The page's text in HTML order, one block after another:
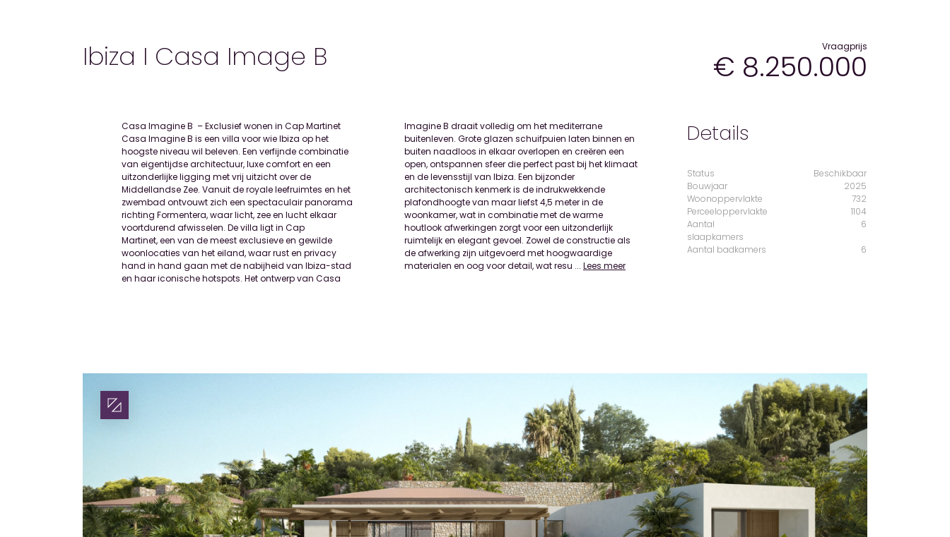
Ibiza I Casa Image B Vraagprijs
€ 8.250.000
Casa Imagine B – Exclusief wonen in Cap Martinet
Casa Imagine B is een villa voor wie Ibiza op het
hoogste niveau wil beleven. Een verfijnde combinatie
van eigentijdse architectuur, luxe comfort en een
uitzonderlijke ligging met vrij uitzicht over de
Middellandse Zee. Vanuit de royale leefruimtes en het
zwembad ontvouwt zich een spectaculair panorama
richting Formentera, waar licht, zee en lucht elkaar
voortdurend afwisselen. De villa ligt in Cap
Martinet, een van de meest exclusieve en gewilde
woonlocaties van het eiland, waar rust en privacy
hand in hand gaan met de nabijheid van Ibiza-stad
en haar iconische hotspots. Het ontwerp van Casa
Imagine B draait volledig om het mediterrane
buitenleven. Grote glazen schuifpuien laten binnen en
buiten naadloos in elkaar overlopen en creëren een
open, ontspannen sfeer die perfect past bij het klimaat
en de levensstijl van Ibiza. Een bijzonder
architectonisch kenmerk is de indrukwekkende
plafondhoogte van maar liefst 4,5 meter in de
woonkamer, wat in combinatie met de warme
houtlook afwerkingen zorgt voor een uitzonderlijk
ruimtelijk en elegant gevoel. Zowel de constructie als
de afwerking zijn uitgevoerd met hoogwaardige
materialen en oog voor detail, wat resu ... Lees meer
Details
Status
Beschikbaar
Bouwjaar
2025
Woonoppervlakte
732
Perceeloppervlakte
1104
Aantal
slaapkamers
6
Aantal badkamers 6